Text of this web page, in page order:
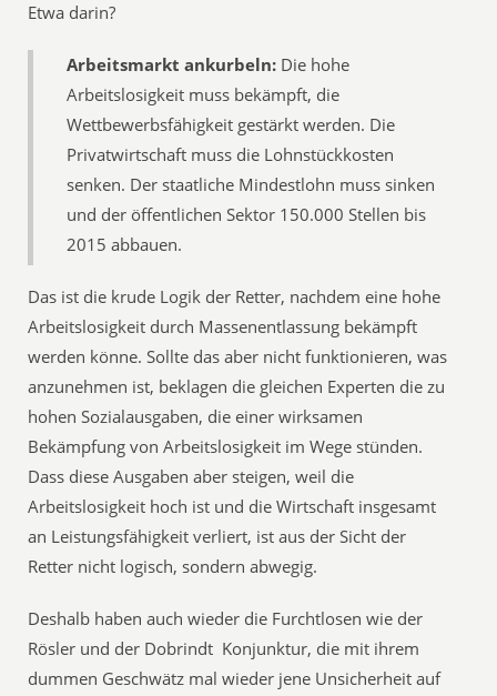
Etwa darin?
Arbeitsmarkt ankurbeln: Die hohe
Arbeitslosigkeit muss bekämpft, die
Wettbewerbsfähigkeit gestärkt werden. Die
Privatwirtschaft muss die Lohnstückkosten
senken. Der staatliche Mindestlohn muss sinken
und der öffentlichen Sektor 150.000 Stellen bis
2015 abbauen.
Das ist die krude Logik der Retter, nachdem eine hohe
Arbeitslosigkeit durch Massenentlassung bekämpft
werden könne. Sollte das aber nicht funktionieren, was
anzunehmen ist, beklagen die gleichen Experten die zu
hohen Sozialausgaben, die einer wirksamen
Bekämpfung von Arbeitslosigkeit im Wege stünden.
Dass diese Ausgaben aber steigen, weil die
Arbeitslosigkeit hoch ist und die Wirtschaft insgesamt
an Leistungsfähigkeit verliert, ist aus der Sicht der
Retter nicht logisch, sondern abwegig.
Deshalb haben auch wieder die Furchtlosen wie der
Rösler und der Dobrindt Konjunktur, die mit ihrem
dummen Geschwätz mal wieder jene Unsicherheit auf